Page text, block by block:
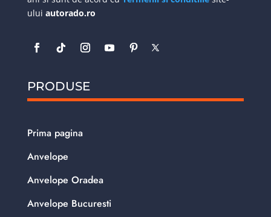
ului autorado.ro
PRODUSE
Prima pagina
Anvelope
Anvelope Oradea
Anvelope Bucuresti